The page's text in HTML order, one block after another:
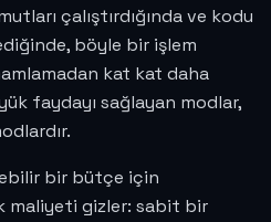
çalıştırdığında ve kodu
böyle bir işlem
kat kat daha
faydayı sağlayan modlar,
bir bütçe için
maliyeti gizler: sabit bir